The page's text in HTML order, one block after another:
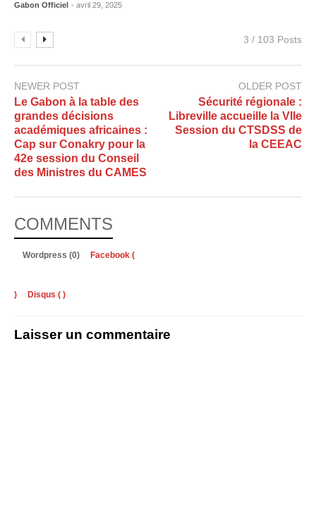
Gabon Officiel - avril 29, 2025
3 / 103 Posts
NEWER POST
Le Gabon à la table des
grandes décisions
académiques africaines :
Cap sur Conakry pour la
42e session du Conseil
des Ministres du CAMES
OLDER POST
Sécurité régionale :
Libreville accueille la VIIe
Session du CTSDSS de
la CEEAC
COMMENTS
Wordpress (0) Facebook (
) Disqus ( )
Laisser un commentaire